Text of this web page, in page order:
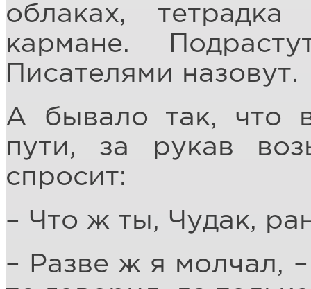
облаках,
кармане.
Писателями назовут.
А бывало так, что
пути, за рукав
спросит:
– Что ж ты, Чудак,
– Разве ж я молчал,